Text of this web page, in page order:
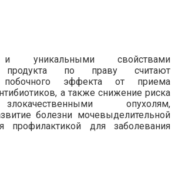
и уникальными свойствами
продукта по праву считают
побочного эффекта от приема
а также снижение риска
опухолям,
болезни мочевыделительной
профилактикой для заболевания